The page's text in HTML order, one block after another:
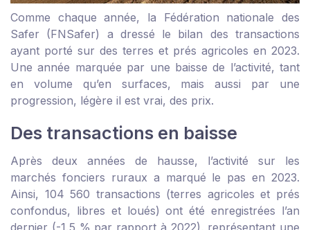
Comme chaque année, la Fédération nationale des
Safer (FNSafer) a dressé le bilan des transactions
ayant porté sur des terres et prés agricoles en 2023.
Une année marquée par une baisse de l’activité, tant
en volume qu’en surfaces, mais aussi par une
progression, légère il est vrai, des prix.
Des transactions en baisse
Après deux années de hausse, l’activité sur les
marchés fonciers ruraux a marqué le pas en 2023.
Ainsi, 104 560 transactions (terres agricoles et prés
confondus, libres et loués) ont été enregistrées l’an